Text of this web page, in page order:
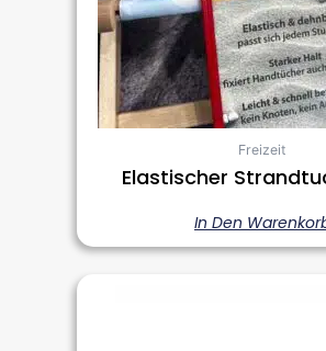
Freizeit
Elastischer
In Den